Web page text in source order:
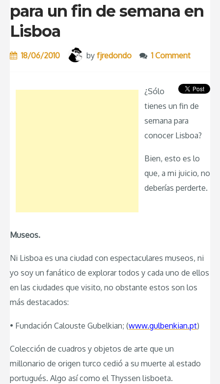
para un fin de semana en
Lisboa
18/06/2010 by fjredondo 1 Comment
¿Sólo
tienes un fin de
semana para
conocer Lisboa?
Bien, esto es lo
que, a mi juicio, no
deberías perderte.
Museos.
Ni Lisboa es una ciudad con espectaculares museos, ni
yo soy un fanático de explorar todos y cada uno de ellos
en las ciudades que visito, no obstante estos son los
más destacados:
• Fundación Calouste Gubelkian; (www.gulbenkian.pt)
Colección de cuadros y objetos de arte que un
millonario de origen turco cedió a su muerte al estado
portugués. Algo así como el Thyssen lisboeta.